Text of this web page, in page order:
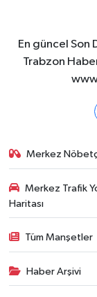
En güncel Son
Trabzon
Merkez
Merkez Trafik
Haritası
Tüm Manşetler
Haber Arşivi